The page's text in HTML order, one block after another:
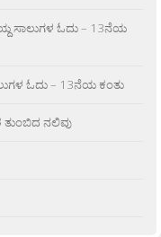
ಸಾಲುಗಳ ಓದು – 13ನೆಯ
ಓದು – 13ನೆಯ ಕಂತು
ನಲಿವು